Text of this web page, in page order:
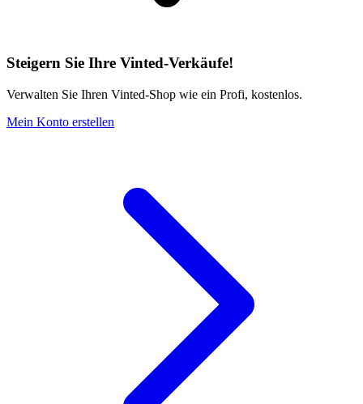
Steigern Sie Ihre Vinted-Verkäufe!
Verwalten Sie Ihren Vinted-Shop wie ein Profi, kostenlos.
Mein Konto erstellen